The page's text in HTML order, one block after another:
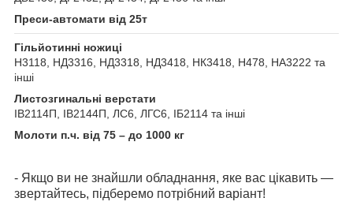
Преси-автомати від 25т
Гільйотинні ножиці
Н3118, НД3316, НД3318, НД3418, НК3418, Н478, НА3222 та
інші
Листозгинальні верстати
ІВ2114П, ІВ2144П, ЛС6, ЛГС6, ІБ2114 та інші
Молоти п.ч. від 75 – до 1000 кг
- Якщо ви не знайшли обладнання, яке вас цікавить —
звертайтесь, підберемо потрібний варіант!